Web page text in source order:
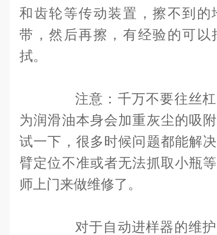
和齿轮等传动装置，擦不到的
带，然后再擦，有经验的可以
拭。
注意：千万不要往丝杠
为润滑油本身会加重灰尘的吸
试一下，很多时候问题都能解
臂定位不准或者无法抓取小瓶
师上门来做维修了。
对于自动进样器的维护